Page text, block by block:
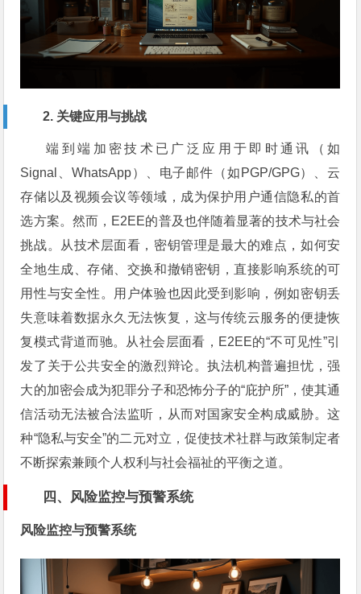
2. 关键应用与挑战
端到端加密技术已广泛应用于即时通讯（如
Signal、WhatsApp）、电子邮件（如PGP/GPG）、云
存储以及视频会议等领域，成为保护用户通信隐私的首
选方案。然而，E2EE的普及也伴随着显著的技术与社会
挑战。从技术层面看，密钥管理是最大的难点，如何安
全地生成、存储、交换和撤销密钥，直接影响系统的可
用性与安全性。用户体验也因此受到影响，例如密钥丢
失意味着数据永久无法恢复，这与传统云服务的便捷恢
复模式背道而驰。从社会层面看，E2EE的“不可见性”引
发了关于公共安全的激烈辩论。执法机构普遍担忧，强
大的加密会成为犯罪分子和恐怖分子的“庇护所”，使其通
信活动无法被合法监听，从而对国家安全构成威胁。这
种“隐私与安全”的二元对立，促使技术社群与政策制定者
不断探索兼顾个人权利与社会福祉的平衡之道。
四、风险监控与预警系统
风险监控与预警系统